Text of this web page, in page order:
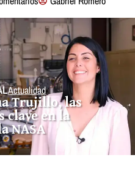
Actualidad
Trujillo, las
clave en la
NASA